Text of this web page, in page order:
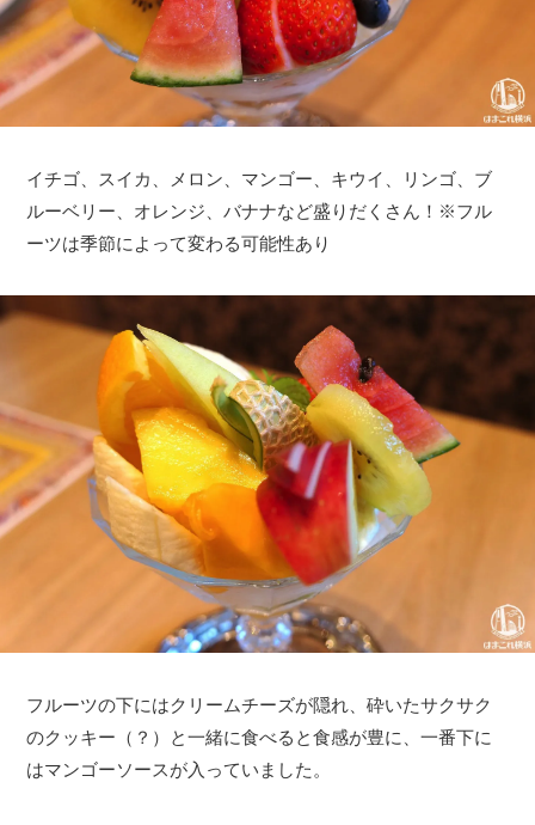
イチゴ、スイカ、メロン、マンゴー、キウイ、リンゴ、ブ
ルーベリー、オレンジ、バナナなど盛りだくさん！※フル
ーツは季節によって変わる可能性あり
フルーツの下にはクリームチーズが隠れ、砕いたサクサク
のクッキー（？）と一緒に食べると食感が豊に、一番下に
はマンゴーソースが入っていました。